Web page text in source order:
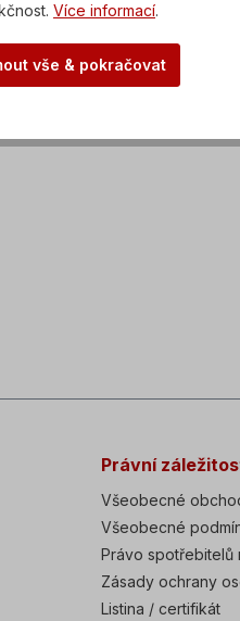
Právní
Všeobecné
Všeobecné
Právo spotřebitelů
Zásady ochrany
Listina / certifikát
Více informací.
vše & pokračovat